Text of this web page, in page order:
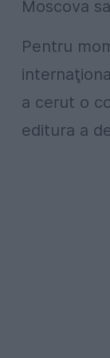
Moscova
Pentru
a cerut o
editura a